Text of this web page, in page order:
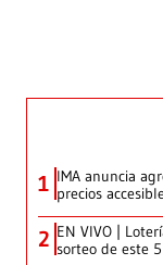
1 IMA anuncia
precios
2 EN VIVO |
sorteo de este